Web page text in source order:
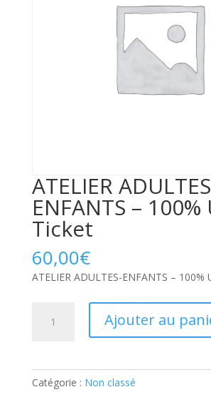
ATELIER
ENFANTS – 100%
Ticket
60,00€
ATELIER ADULTES-ENFANTS – 100%
ENFANTS
Ajouter au
Catégorie : Non classé